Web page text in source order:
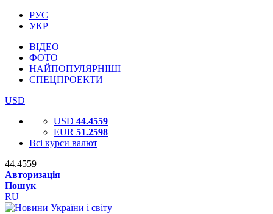
РУС
УКР
ВІДЕО
ФОТО
НАЙПОПУЛЯРНІШІ
СПЕЦПРОЕКТИ
USD
USD 44.4559
EUR 51.2598
Всі курси валют
44.4559
Авторизація
Пошук
RU